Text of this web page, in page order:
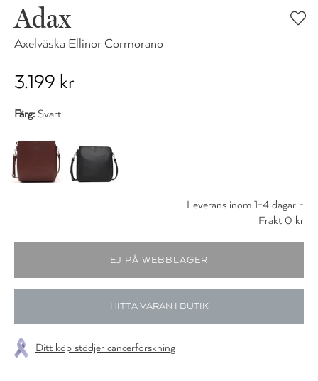
Adax
Axelväska Ellinor Cormorano
3.199 kr
Färg: Svart
Leverans inom 1-4 dagar -
Frakt 0 kr
HITTA VARAN I BUTIK
Ditt köp stödjer cancerforskning